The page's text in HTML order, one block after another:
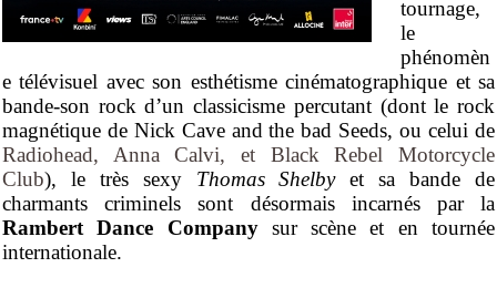
tournage,
le
phénomèn
e télévisuel avec son esthétisme cinématographique et sa
bande-son rock d’un classicisme percutant (dont le rock
magnétique de Nick Cave and the bad Seeds, ou celui de
Radiohead, Anna Calvi, et Black Rebel Motorcycle
Club), le très sexy Thomas Shelbyet sa bande de
charmants criminels sont désormais incarnés par la
Rambert Dance Companysur scène et en tournée
internationale.